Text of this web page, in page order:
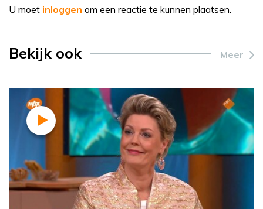
U moet inloggen om een reactie te kunnen plaatsen.
Bekijk ook Meer